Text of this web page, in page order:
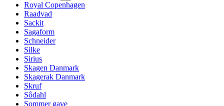
Royal Copenhagen
Raadvad
Sackit
Sagaform
Schneider
Silke
Sirius
Skagen Danmark
Skagerak Danmark
Skruf
Sôdahl
Sommer gave